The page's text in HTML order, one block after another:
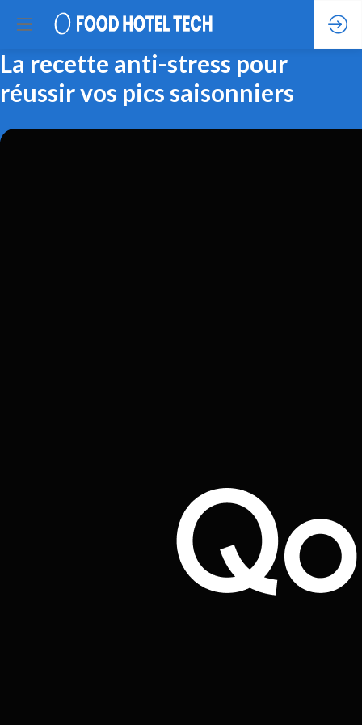
La recette anti-stress pour
réussir vos pics saisonniers